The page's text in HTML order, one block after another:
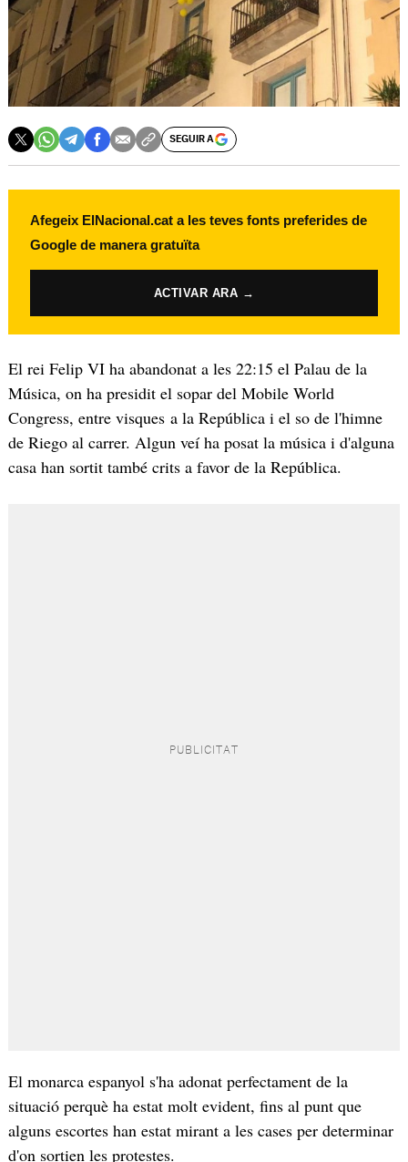
SEGUIR A
Afegeix ElNacional.cat a les teves fonts preferides de
Google de manera gratuïta
ACTIVAR ARA →
El rei Felip VI ha abandonat a les 22:15 el Palau de la
Música, on ha presidit el sopar del Mobile World
Congress, entre visques a la República i el so de l'himne
de Riego al carrer. Algun veí ha posat la música i d'alguna
casa han sortit també crits a favor de la República.
El monarca espanyol s'ha adonat perfectament de la
situació perquè ha estat molt evident, fins al punt que
alguns escortes han estat mirant a les cases per determinar
d'on sortien les protestes.